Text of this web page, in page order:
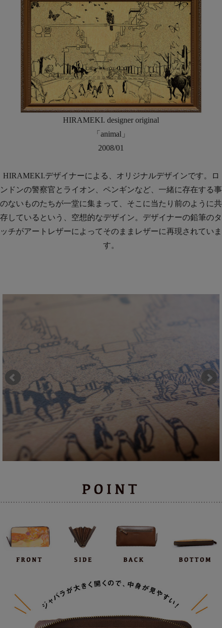
HIRAMEKI. designer original
「animal」
2008/01
HIRAMEKI.デザイナーによる、オリジナルデザインです。ロ
ンドンの警察官とライオン、ペンギンなど、一緒に存在する事
のないものたちが一堂に集まって、そこに当たり前のように共
存しているという、空想的なデザイン。デザイナーの鉛筆のタ
ッチがアートレザーによってそのままレザーに再現されていま
す。